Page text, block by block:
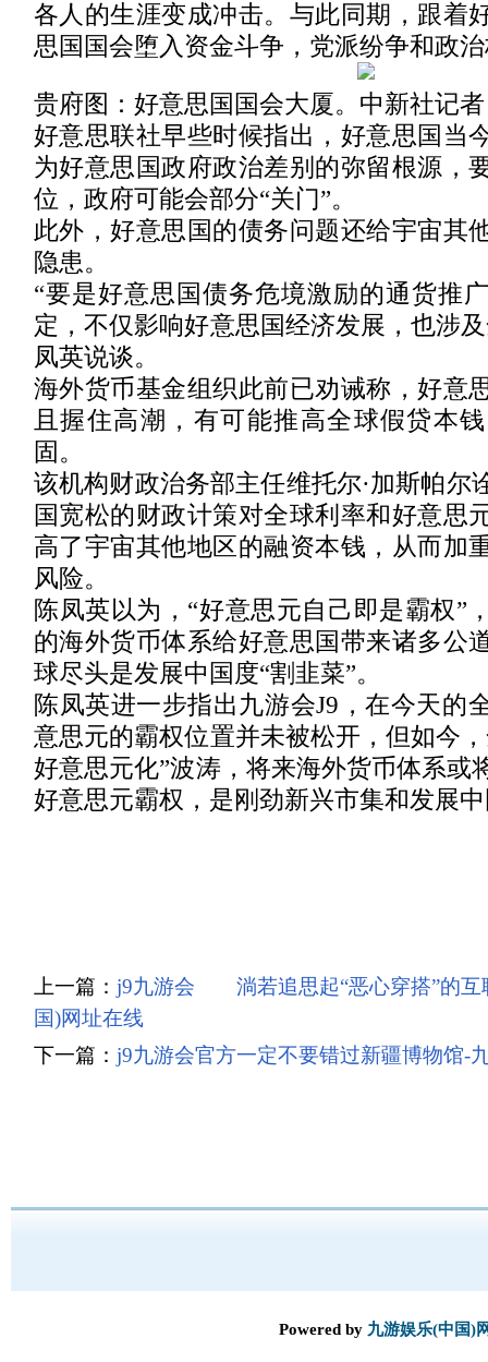
各人的生涯变成冲击。与此同期，跟着
思国国会堕入资金斗争，党派纷争和政
贵府图：好意思国国会大厦。中新社记
好意思联社早些时候指出，好意思国当
为好意思国政府政治差别的弥留根源，
位，政府可能会部分“关门”。
此外，好意思国的债务问题还给宇宙其
隐患。
“要是好意思国债务危境激励的通货推
定，不仅影响好意思国经济发展，也涉
凤英说谈。
海外货币基金组织此前已劝诫称，好意
且握住高潮，有可能推高全球假贷本
固。
该机构财政治务部主任维托尔·加斯帕尔
国宽松的财政计策对全球利率和好意思
高了宇宙其他地区的融资本钱，从而加
风险。
陈凤英以为，“好意思元自己即是霸权”
的海外货币体系给好意思国带来诸多公
球尽头是发展中国度“割韭菜”。
陈凤英进一步指出九游会J9，在今天的
意思元的霸权位置并未被松开，但如今
好意思元化”波涛，将来海外货币体系或
好意思元霸权，是刚劲新兴市集和发展
上一篇： j9九游会 淌若追思起“恶心穿搭”的互
国)网址在线
下一篇： j9九游会官方一定不要错过新疆博物馆-
Powered by 九游娱乐(中国)